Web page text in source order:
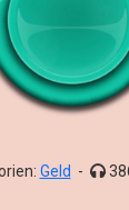
Geld -